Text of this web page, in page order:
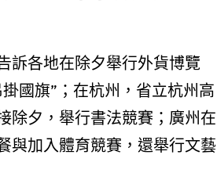
訴各地在除夕舉行外貨博覽
國旗”；在杭州，省立杭州高
除夕，舉行書法競賽；廣州在
與加入體育競賽，還舉行文藝